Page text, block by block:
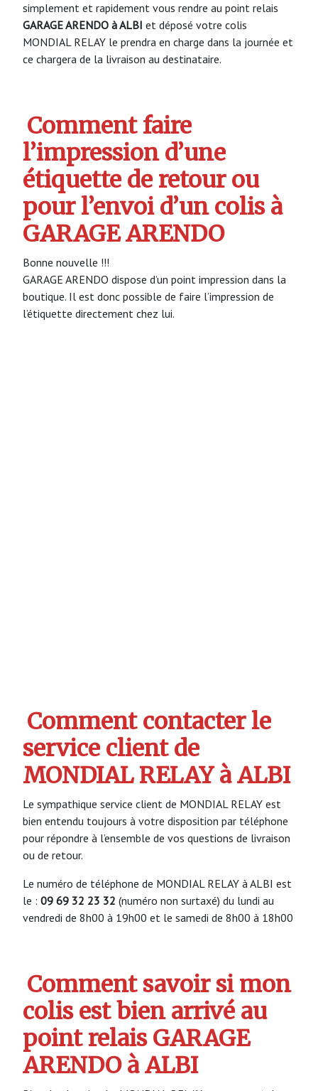
simplement et rapidement vous rendre au point relais
GARAGE ARENDO à ALBI et déposé votre colis
MONDIAL RELAY le prendra en charge dans la journée et
ce chargera de la livraison au destinataire.
Comment faire
l’impression d’une
étiquette de retour ou
pour l’envoi d’un colis à
GARAGE ARENDO
Bonne nouvelle !!!
GARAGE ARENDO dispose d’un point impression dans la
boutique. Il est donc possible de faire l’impression de
l’étiquette directement chez lui.
Comment contacter le
service client de
MONDIAL RELAY à ALBI
Le sympathique service client de MONDIAL RELAY est
bien entendu toujours à votre disposition par téléphone
pour répondre à l’ensemble de vos questions de livraison
ou de retour.
Le numéro de téléphone de MONDIAL RELAY à ALBI est
le : 09 69 32 23 32 (numéro non surtaxé) du lundi au
vendredi de 8h00 à 19h00 et le samedi de 8h00 à 18h00
Comment savoir si mon
colis est bien arrivé au
point relais GARAGE
ARENDO à ALBI